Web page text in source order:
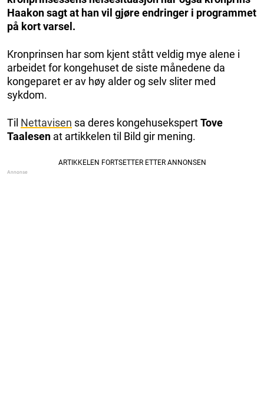
Haakon sagt at han vil gjøre endringer i programmet
på kort varsel.
Kronprinsen har som kjent stått veldig mye alene i
arbeidet for kongehuset de siste månedene da
kongeparet er av høy alder og selv sliter med
sykdom.
Til Nettavisen sa deres kongehusekspertTove
Taalesen at artikkelen til Bild gir mening.